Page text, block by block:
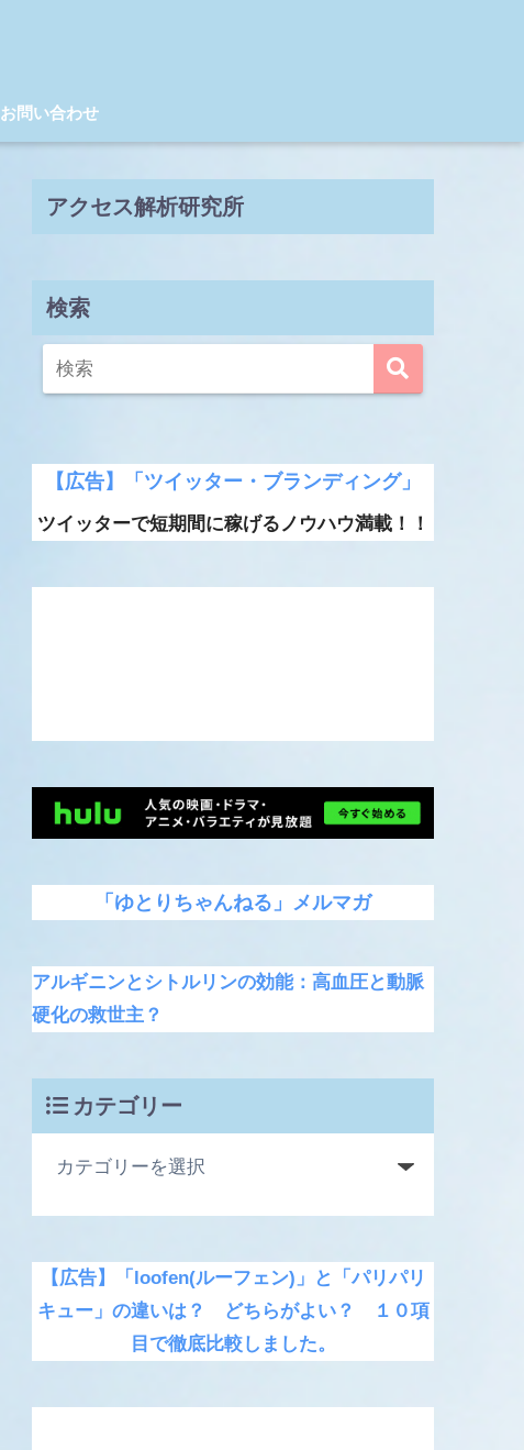
お問い合わせ
アクセス解析研究所
検索
【広告】「ツイッター・ブランディング」
ツイッターで短期間に稼げるノウハウ満載！！
「ゆとりちゃんねる」メルマガ
アルギニンとシトルリンの効能：高血圧と動脈
硬化の救世主？
カテゴリー
【広告】「loofen(ルーフェン)」と「パリパリ
キュー」の違いは？ どちらがよい？ １０項
目で徹底比較しました。